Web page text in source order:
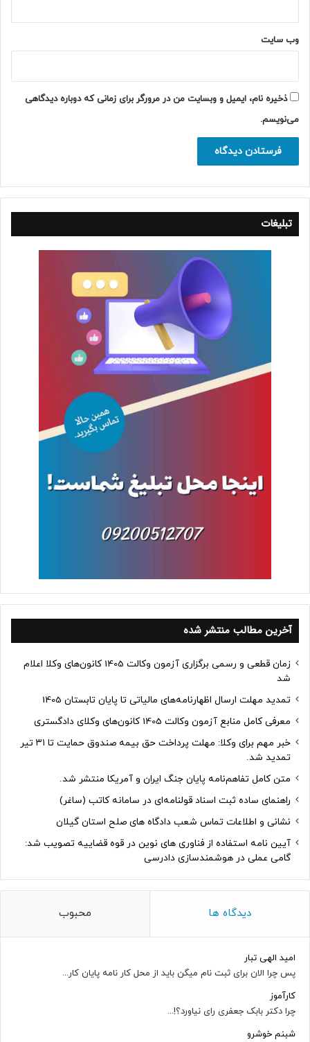
وب‌ سایت
ذخیره نام، ایمیل و وبسایت من در مرورگر برای زمانی که دوباره دیدگاهی
می‌نویسم.
تبلیغات
آخرین مطالب منتشر شده
زمان قطعی و رسمی برگزاری آزمون وکالت 1405 کانون‌های وکلا اعلام
شد
تمدید مهلت ارسال اظهارنامه‌های مالیاتی تا پایان تابستان 1405
معرفی کامل منابع آزمون وکالت 1405 کانون‌های وکلای دادگستری
خبر مهم برای وکلا: مهلت پرداخت حق بیمه صندوق حمایت تا ۳۱ تیر
تمدید شد.
متن کامل تفاهم‌نامه پایان جنگ ایران و آمریکا منتشر شد.
راهنمای ساده ثبت اسناد قولنامه‌ای در سامانه کاتب (ساغر)
نشانی و اطلاعات تماس شعب دادگاه های صلح استان گیلان
آیین نامه استفاده از فناوری های نوین در قوه قضاییه تصویب شد:
گامی عملی در هوشمندسازی دادرسی
دیدگاه ها محبوب
امید الهی تبار
پس چرا الان برای ثبت نام میگن باید از محل کار نامه پایان کار...
کارآموز
چرا دکتر بابک جعفری رای نیاورد؟!...
شبنم خوشرو